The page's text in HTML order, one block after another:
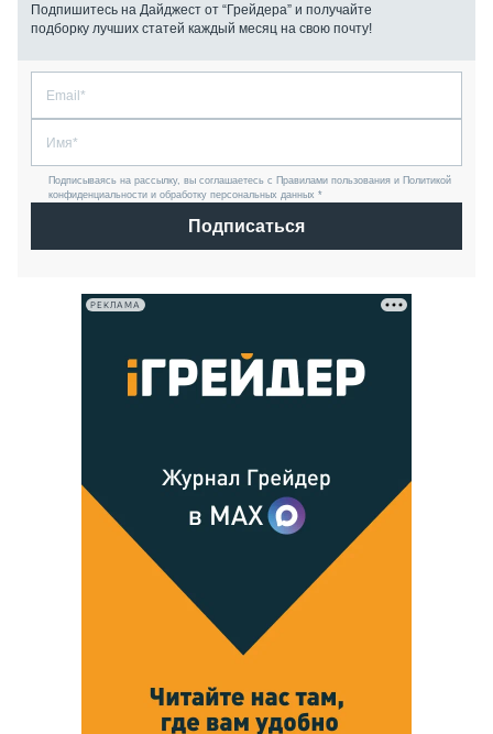
Подпишитесь на Дайджест от “Грейдера” и получайте
подборку лучших статей каждый месяц на свою почту!
Подписываясь на рассылку, вы соглашаетесь с Правилами пользования и Политикой
конфиденциальности и обработку персональных данных *
Подписаться
РЕКЛАМА